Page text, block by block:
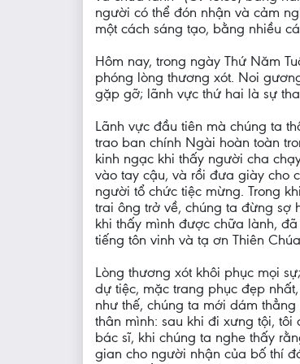
người có thể đón nhận và cảm
một cách sáng tạo, bằng nhiều
Hôm nay, trong ngày Thứ Năm
phóng lòng thương xót. Noi
gặp gỡ; lãnh vực thứ hai là sự
Lãnh vực đầu tiên mà chúng ta
trao ban chính Ngài hoàn toàn
kinh ngạc khi thấy người cha
vào tay cậu, và rồi đưa giày cho
người tổ chức tiệc mừng. Trong
trai ông trở về, chúng ta đừng sợ
khi thấy mình được chữa lành,
tiếng tôn vinh và tạ ơn Thiên
Lòng thương xót khôi phục mọi
dự tiệc, mặc trang phục đẹp
như thế, chúng ta mới dám
thân mình: sau khi đi xưng tội,
bác sĩ, khi chúng ta nghe thấy
gian cho người nhận của bố thí